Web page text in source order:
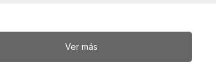
Ver más